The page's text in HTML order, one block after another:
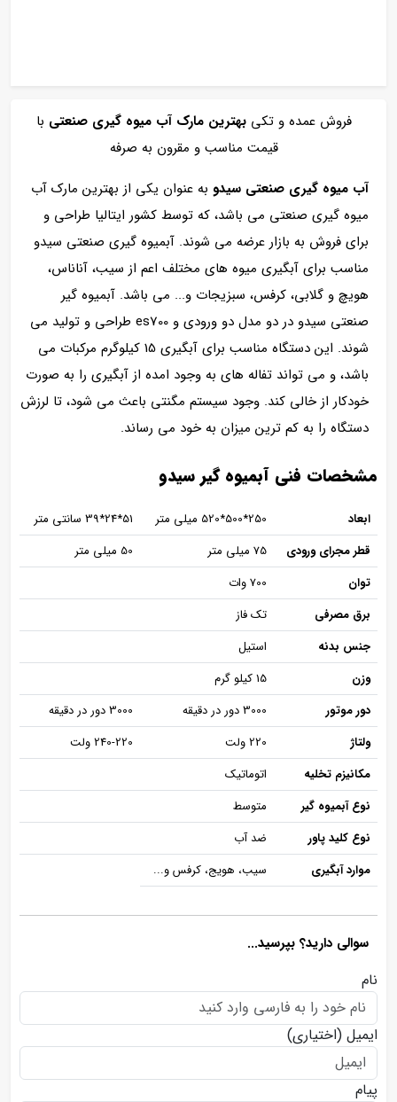
فروش عمده و تکی بهترین مارک آب میوه گیری صنعتی با
قیمت مناسب و مقرون به صرفه
آب میوه گیری صنعتی سیدو به عنوان یکی از بهترین مارک آب
میوه گیری صنعتی می باشد، که توسط کشور ایتالیا طراحی و
برای فروش به بازار عرضه می شوند. آبمیوه گیری صنعتی سیدو
مناسب برای آبگیری میوه های مختلف اعم از سیب، آناناس،
هویچ و گلابی، کرفس، سبزیجات و... می باشد. آبمیوه گیر
صنعتی سیدو در دو مدل دو ورودی و es700 طراحی و تولید می
شوند. این دستگاه مناسب برای آبگیری 15 کیلوگرم مرکبات می
باشد، و می تواند تفاله های به وجود امده از آبگیری را به صورت
خودکار از خالی کند. وجود سیستم مگنتی باعث می شود، تا لرزش
دستگاه را به کم ترین میزان به خود می رساند.
مشخصات فنی آبمیوه گیر سیدو
ابعاد 250*500*520 میلی متر
51*24*39 سانتی متر
قطر مجرای ورودی
75 میلی متر
50 میلی متر
توان
700 وات
برق مصرفی
تک فاز
جنس بدنه
استیل
وزن
15 کیلو گرم
دور موتور
3000 دور در دقیقه
3000 دور در دقیقه
ولتاژ
220 ولت
240-220 ولت
مکانیزم تخلیه
اتوماتیک
نوع آبمیوه گیر
متوسط
نوع کلید پاور
ضد آب
موارد آبگیری
سیب، هویج، کرفس و...
سوالی دارید؟ بپرسید...
نام
ایمیل (اختیاری)
پیام